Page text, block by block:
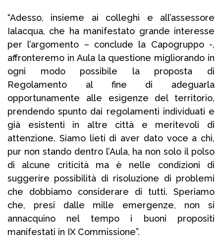
“Adesso, insieme ai colleghi e all’assessore
Ialacqua, che ha manifestato grande interesse
per l’argomento – conclude la Capogruppo -,
affronteremo in Aula la questione migliorando in
ogni modo possibile la proposta di
Regolamento al fine di adeguarla
opportunamente alle esigenze del territorio,
prendendo spunto dai regolamenti individuati e
già esistenti in altre città e meritevoli di
attenzione. Siamo lieti di aver dato voce a chi,
pur non stando dentro l’Aula, ha non solo il polso
di alcune criticità ma è nelle condizioni di
suggerire possibilità di risoluzione di problemi
che dobbiamo considerare di tutti. Speriamo
che, presi dalle mille emergenze, non si
annacquino nel tempo i buoni propositi
manifestati in IX Commissione”.